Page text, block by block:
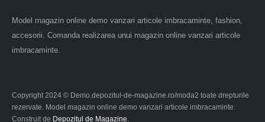
Model magazin online demo vanzari articole imbracaminte, fashion,
accesorii. Comanda realizarea unui magazin online vanzari articole
imbracaminte.
Copyright 2024 © Demo.depozitul-de-magazine.ro/moda2 toate drepturile
rezervate. Model magazin online demo vanzari articole imbracaminte.
Construit de Depozitul de Magazine